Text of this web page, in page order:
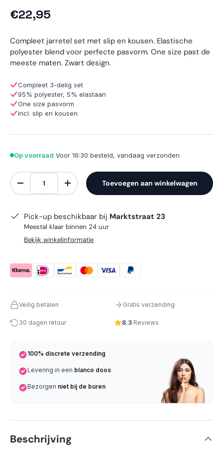
Reguliere prijs
€22,95
Compleet jarretel set met slip en kousen. Elastische
polyester blend voor perfecte pasvorm. One size past de
meeste maten. Zwart design.
Compleet 3-delig set
95% polyester, 5% elastaan
One size pasvorm
Incl. slip en kousen
Op voorraad Voor 16:30 besteld, vandaag verzonden
Aantal
Verlaag de hoeveelheidVerhoog de hoeveelheid
Toevoegen aan winkelwagen
Pick-up beschikbaar bij Marktstraat 23
Meestal klaar binnen 24 uur
Bekijk winkelinformatie
Veilig betalen Gratis verzending
30 dagen retour 8.3 Reviews
100% discrete verzending
Levering in een blanco doos
Bezorgen niet bij de buren
Beschrijving